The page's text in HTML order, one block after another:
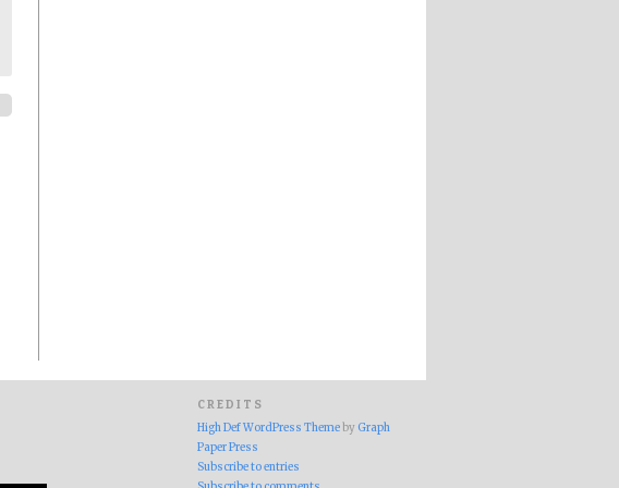
CREDITS
High Def WordPress Theme by Graph
Paper Press
Subscribe to entries